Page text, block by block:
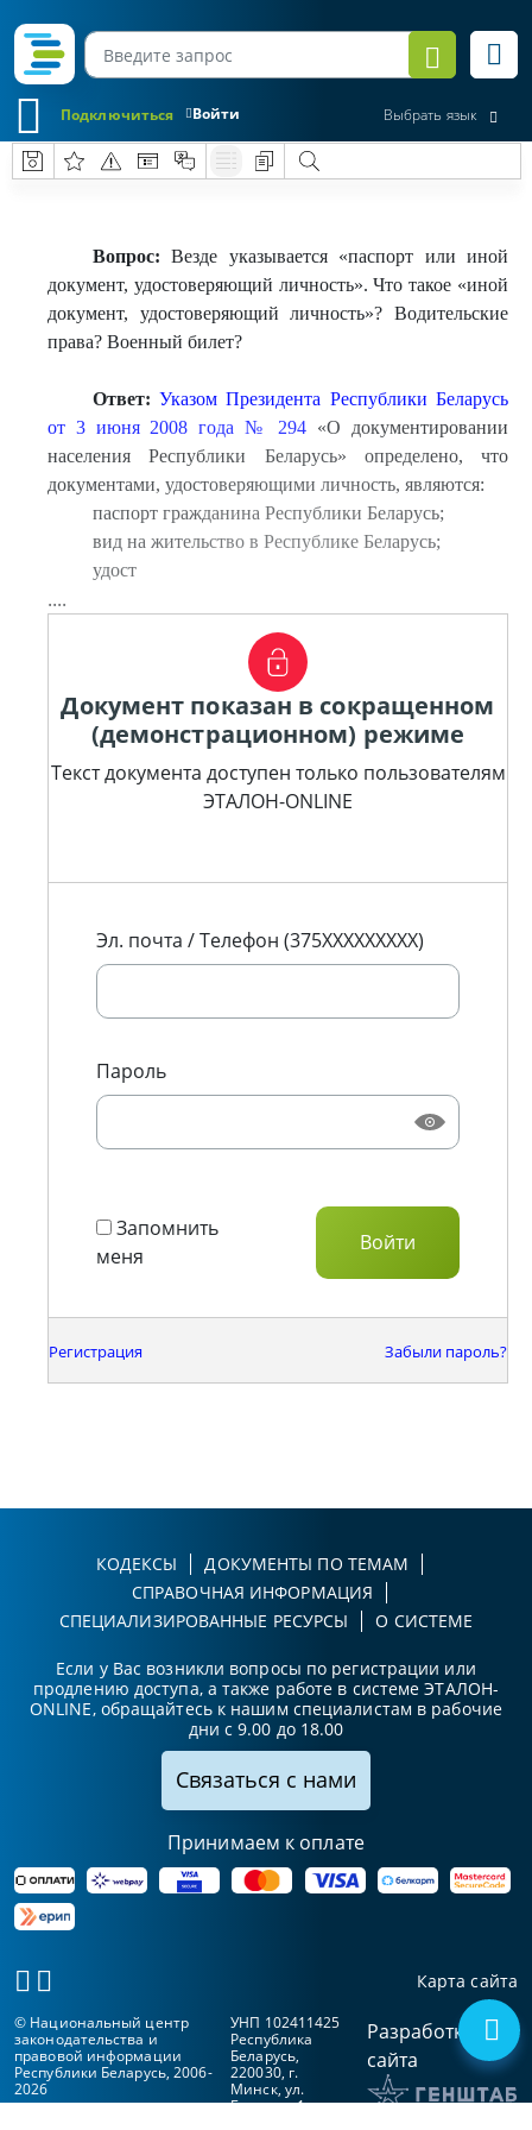
Войти
Подключиться Выбрать язык
Вопрос: Везде указывается «паспорт или иной
документ, удостоверяющий личность». Что такое «иной
документ, удостоверяющий личность»? Водительские
права? Военный билет?
Ответ: Указом Президента Республики Беларусь
от 3 июня 2008 года № 294 «О документировании
населения Республики Беларусь» определено, что
документами, удостоверяющими личность, являются:
паспорт гражданина Республики Беларусь;
вид на жительство в Республике Беларусь;
удост
....
Документ показан в сокращенном
(демонстрационном) режиме
Текст документа доступен только пользователям
ЭТАЛОН-ONLINE
Эл. почта / Телефон (375XXXXXXXXX)
Пароль
Запомнить
меня
Регистрация Забыли пароль?
КОДЕКСЫ
ДОКУМЕНТЫ ПО ТЕМАМ
СПРАВОЧНАЯ ИНФОРМАЦИЯ
СПЕЦИАЛИЗИРОВАННЫЕ РЕСУРСЫ
О СИСТЕМЕ
Если у Вас возникли вопросы по регистрации или
продлению доступа, а также работе в системе ЭТАЛОН-
ONLINE, обращайтесь к нашим специалистам в рабочие
дни с 9.00 до 18.00
Связаться с нами
Принимаем к оплате
Карта сайта
© Национальный центр
законодательства и
правовой информации
Республики Беларусь, 2006-
2026
УНП 102411425
Республика
Беларусь,
220030, г.
Минск, ул.
Берсона, 1а
Разработка
сайта